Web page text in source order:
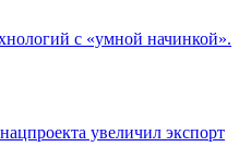
с «умной начинкой».
увеличил экспорт